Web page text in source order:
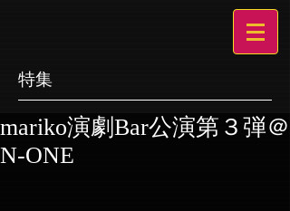
特集
mariko演劇Bar公演第３弾＠
N-ONE